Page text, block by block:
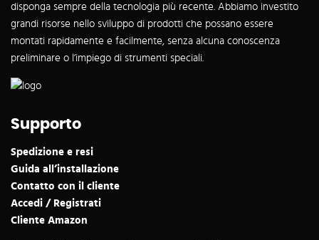
disponga sempre della tecnologia più recente. Abbiamo investito
grandi risorse nello sviluppo di prodotti che possano essere
montati rapidamente e facilmente, senza alcuna conoscenza
preliminare o l’impiego di strumenti speciali.
Supporto
Spedizione e resi
Guida all’installazione
Contatto con il cliente
Accedi / Registrati
Cliente Amazon